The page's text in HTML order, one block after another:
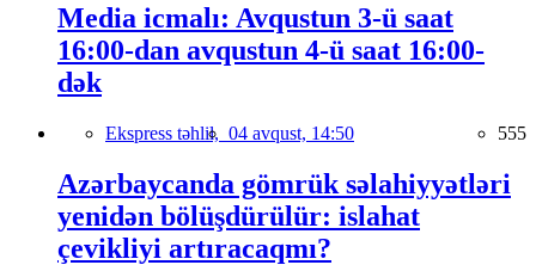
Media icmalı: Avqustun 3-ü saat
16:00-dan avqustun 4-ü saat 16:00-
dək
Ekspress təhlil, 04 avqust, 14:50 555
Azərbaycanda gömrük səlahiyyətləri
yenidən bölüşdürülür: islahat
çevikliyi artıracaqmı?